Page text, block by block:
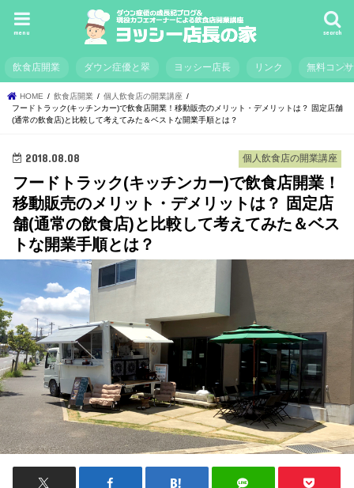
search
menu
飲食店開業 ダウン症優と翠 ヨッシー店長 リンク 無料コン
HOME 飲食店開業
個人飲食店の開業講座
フードトラック(キッチンカー)で飲食店開業！移動販売のメリット・デメリットは？ 固定店舗
(通常の飲食店)と比較して考えてみた＆ベストな開業手順とは？
個人飲食店の開業講座
2018.08.08
フードトラック(キッチンカー)で飲食店開業！
移動販売のメリット・デメリットは？ 固定店
舗(通常の飲食店)と比較して考えてみた＆ベス
トな開業手順とは？